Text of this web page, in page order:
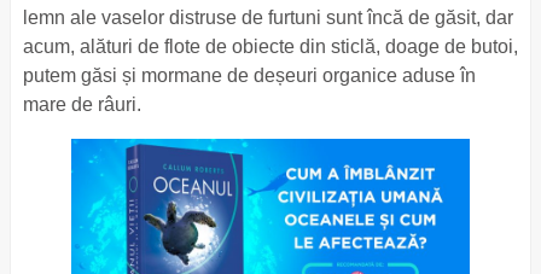
lemn ale vaselor distruse de furtuni sunt încă de găsit, dar
acum, alături de flote de obiecte din sticlă, doage de butoi,
putem găsi și mormane de deșeuri organice aduse în
mare de râuri.